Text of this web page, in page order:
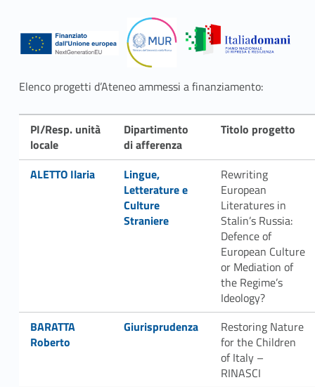
P
R
I
N
2
0
R
R
Elenco progetti d’Ateneo ammessi a finanziamento:
PI/Resp. unità
locale
Dipartimento
di afferenza
Titolo progetto
Link identifier #identifier__136825-1
ALETTO Ilaria Link identifier #identifier__121321-2Lingue,
Letterature e
Culture
Straniere
Rewriting
European
Literatures in
Stalin’s Russia:
Defence of
European Culture
or Mediation of
the Regime’s
Ideology?
Link identifier #identifier__129348-3
BARATTA
Roberto
Link identifier #identifier__91401-4
Giurisprudenza
Restoring Nature
for the Children
of Italy –
RINASCI